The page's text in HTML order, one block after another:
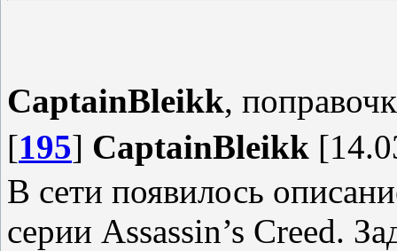
CaptainBleikk,
[195] CaptainBleikk
В сети появилось
серии Assassin’s Creed.